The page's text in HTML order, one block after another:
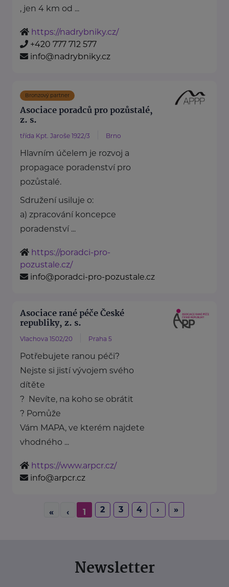
, jen 4 km od ...
https://nadrybniky.cz/
+420 777 712 577
info@nadrybniky.cz
Bronzový partner
Asociace poradců pro pozůstalé,
z. s.
třída Kpt. Jaroše 1922/3 Brno
Hlavním účelem je rozvoj a
propagace poradenství pro
pozůstalé.
Sdružení usiluje o:
a) zpracování koncepce
poradenství ...
https://poradci-pro-
pozustale.cz/
info@poradci-pro-pozustale.cz
Asociace rané péče České
republiky, z. s.
Vlachova 1502/20 Praha 5
Potřebujete ranou péči?
Nejste si jistí vývojem svého
dítěte
? Nevíte, na koho se obrátit
? Pomůže
Vám MAPA, ve kterém najdete
vhodného ...
https://www.arpcr.cz/
info@arpcr.cz
« ‹ 1 2 3 4 › »
Newsletter